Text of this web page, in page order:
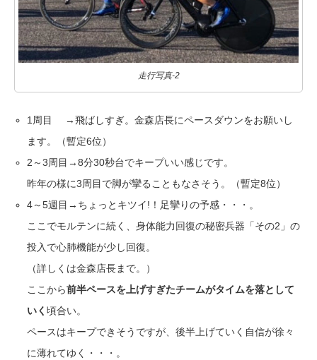
走行写真-2
1周目 →飛ばしすぎ。金森店長にペースダウンをお願いし
ます。（暫定6位）
2～3周目→8分30秒台でキープいい感じです。
昨年の様に3周目で脚が攣ることもなさそう。（暫定8位）
4～5週目→ちょっとキツイ!！足攣りの予感・・・。
ここでモルテンに続く、身体能力回復の秘密兵器「その2」の
投入で心肺機能が少し回復。
（詳しくは金森店長まで。）
ここから前半ペースを上げすぎたチームがタイムを落として
いく頃合い。
ペースはキープできそうですが、後半上げていく自信が徐々
に薄れてゆく・・・。